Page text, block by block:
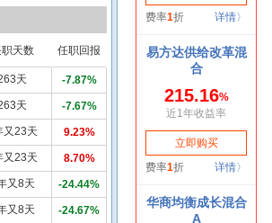
金基金经理,2022
月19日至2024年
16日担任金元顺安
天数 任职回报
天 -7.87%
天 -7.67%
又23天 9.23%
又23天 8.70%
又8天 -24.44%
又8天 -24.67%